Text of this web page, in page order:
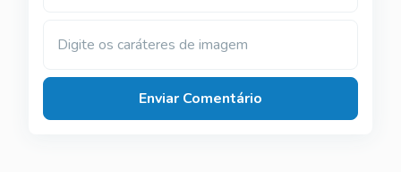
Digite os caráteres de imagem
Enviar Comentário